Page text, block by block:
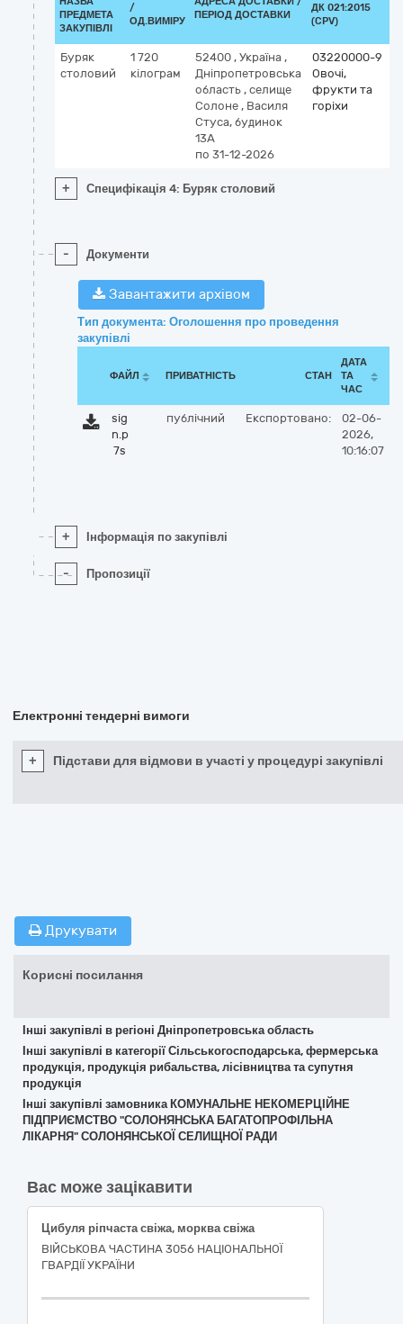
ПРЕДМЕТА
ЗАКУПІВЛІ
/
ОД.ВИМІРУ
ПЕРІОД ДОСТАВКИ
ДК 021:2015
(CPV)
Буряк
столовий
1 720
кілограм
52400 , Україна ,
Дніпропетровська
область , селище
Солоне , Василя
Стуса, будинок
13А
по 31-12-2026
03220000-9
Овочі,
фрукти та
горіхи
+ Специфікація 4: Буряк столовий
- Документи
Завантажити архівом
Тип документа: Оголошення про проведення
закупівлі
ФАЙЛ ПРИВАТНІСТЬ СТАН
ДАТА
ТА
ЧАС
sig
n.p
7s
публічний Експортовано:
02-06-
2026,
10:16:07
+ Інформація по закупівлі
- Пропозиції
Електронні тендерні вимоги
+ Підстави для відмови в участі у процедурі закупівлі
Друкувати
Корисні посилання
Інші закупівлі в регіоні Дніпропетровська область
Інші закупівлі в категорії Сільськогосподарська, фермерська
продукція, продукція рибальства, лісівництва та супутня
продукція
Інші закупівлі замовника КОМУНАЛЬНЕ НЕКОМЕРЦІЙНЕ
ПІДПРИЄМСТВО "СОЛОНЯНСЬКА БАГАТОПРОФІЛЬНА
ЛІКАРНЯ" СОЛОНЯНСЬКОЇ СЕЛИЩНОЇ РАДИ
Вас може зацікавити
Цибуля ріпчаста свіжа, морква свіжа
ВІЙСЬКОВА ЧАСТИНА 3056 НАЦІОНАЛЬНОЇ
ГВАРДІЇ УКРАЇНИ